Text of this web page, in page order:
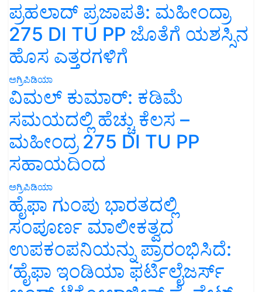
ಪ್ರಹಲಾದ್ ಪ್ರಜಾಪತಿ: ಮಹೀಂದ್ರಾ
275 DI TU PP ಜೊತೆಗೆ ಯಶಸ್ಸಿನ
ಹೊಸ ಎತ್ತರಗಳಿಗೆ
ಅಗ್ರಿಪಿಡಿಯಾ
ವಿಮಲ್ ಕುಮಾರ್: ಕಡಿಮೆ
ಸಮಯದಲ್ಲಿ ಹೆಚ್ಚು ಕೆಲಸ –
ಮಹೀಂದ್ರ 275 DI TU PP
ಸಹಾಯದಿಂದ
ಅಗ್ರಿಪಿಡಿಯಾ
ಹೈಫಾ ಗುಂಪು ಭಾರತದಲ್ಲಿ
ಸಂಪೂರ್ಣ ಮಾಲೀಕತ್ವದ
ಉಪಕಂಪನಿಯನ್ನು ಪ್ರಾರಂಭಿಸಿದೆ:
‘ಹೈಫಾ ಇಂಡಿಯಾ ಫರ್ಟಿಲೈಜರ್ಸ್